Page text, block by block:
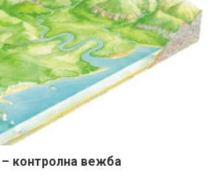
контролна вежба